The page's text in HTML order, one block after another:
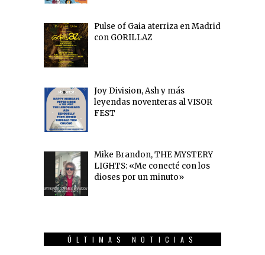
Pulse of Gaia aterriza en Madrid
con GORILLAZ
Joy Division, Ash y más
leyendas noventeras al VISOR
FEST
Mike Brandon, THE MYSTERY
LIGHTS: «Me conecté con los
dioses por un minuto»
ÚLTIMAS NOTICIAS